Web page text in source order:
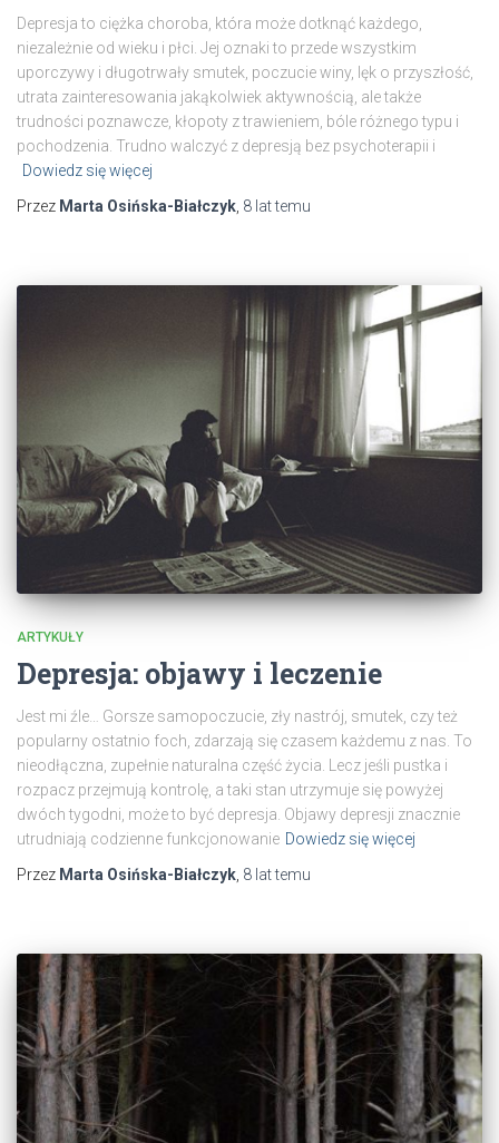
Depresja to ciężka choroba, która może dotknąć każdego,
niezależnie od wieku i płci. Jej oznaki to przede wszystkim
uporczywy i długotrwały smutek, poczucie winy, lęk o przyszłość,
utrata zainteresowania jakąkolwiek aktywnością, ale także
trudności poznawcze, kłopoty z trawieniem, bóle różnego typu i
pochodzenia. Trudno walczyć z depresją bez psychoterapii i
Dowiedz się więcej
Przez Marta Osińska-Białczyk 8 lattemu
ARTYKUŁY
Depresja: objawy i leczenie
Jest mi źle… Gorsze samopoczucie, zły nastrój, smutek, czy też
popularny ostatnio foch, zdarzają się czasem każdemu z nas. To
nieodłączna, zupełnie naturalna część życia. Lecz jeśli pustka i
rozpacz przejmują kontrolę, a taki stan utrzymuje się powyżej
dwóch tygodni, może to być depresja. Objawy depresji znacznie
utrudniają codzienne funkcjonowanie Dowiedz się więcej
Przez Marta Osińska-Białczyk 8 lattemu